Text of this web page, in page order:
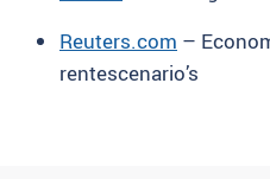
Reuters.com –
rentescenario’s